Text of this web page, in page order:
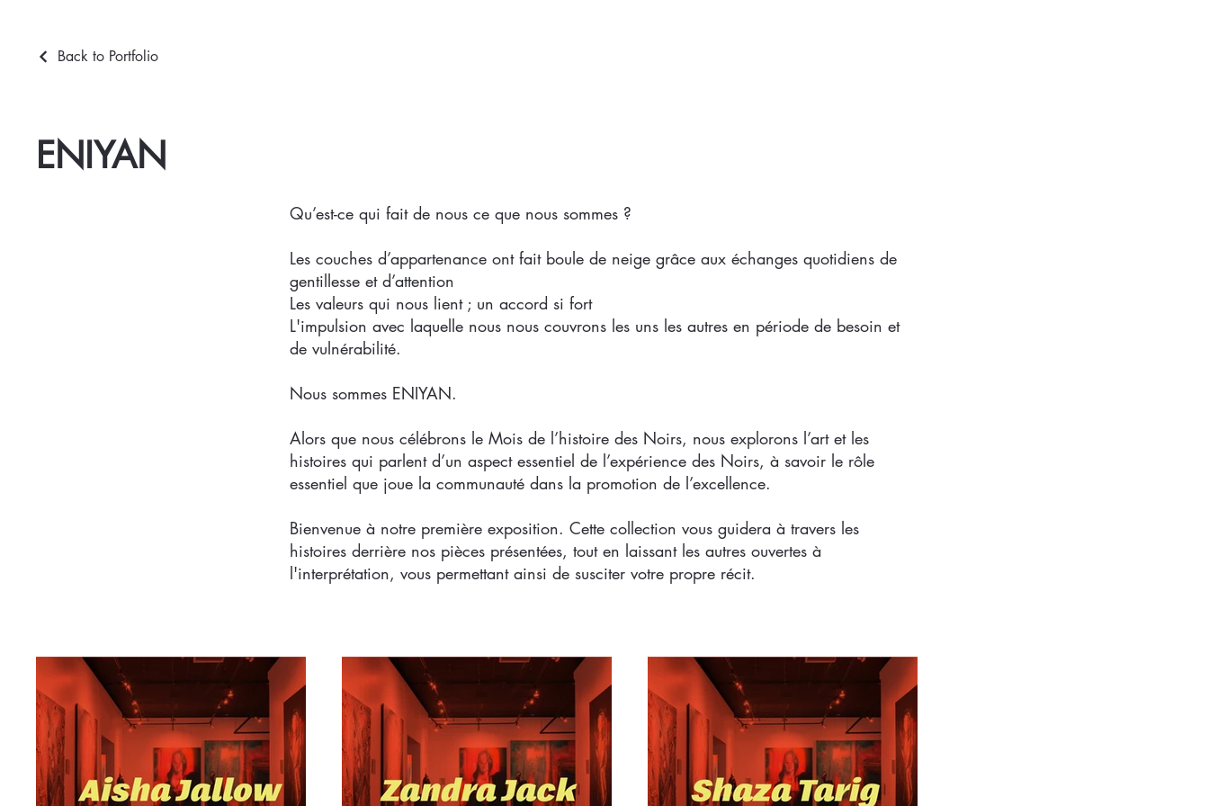
Back to Portfolio
ENIYAN
Qu’est-ce qui fait de nous ce que nous sommes ?
Les couches d’appartenance ont fait boule de neige grâce aux échanges quotidiens de
gentillesse et d’attention
Les valeurs qui nous lient ; un accord si fort
L'impulsion avec laquelle nous nous couvrons les uns les autres en période de besoin et
de vulnérabilité.
Nous sommes ENIYAN.
Alors que nous célébrons le Mois de l’histoire des Noirs, nous explorons l’art et les
histoires qui parlent d’un aspect essentiel de l’expérience des Noirs, à savoir le rôle
essentiel que joue la communauté dans la promotion de l’excellence.
Bienvenue à notre première exposition. Cette collection vous guidera à travers les
histoires derrière nos pièces présentées, tout en laissant les autres ouvertes à
l'interprétation, vous permettant ainsi de susciter votre propre récit.